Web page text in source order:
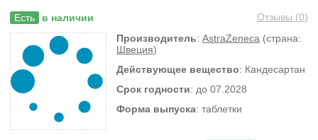
Есть в наличии Отзывы (0)
Производитель: AstraZeneca (страна:
Швеция)
Действующее вещество: Кандесартан
Срок годности: до 07.2028
Форма выпуска: таблетки